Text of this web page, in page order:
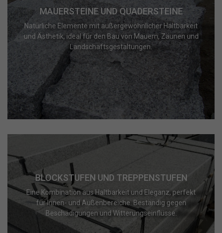
MAUERSTEINE UND QUADERSTEINE
Natürliche Elemente mit außergewöhnlicher Haltbarkeit
und Ästhetik, ideal für den Bau von Mauern, Zäunen und
Landschaftsgestaltungen.
BLOCKSTUFEN UND TREPPENSTUFEN
Eine Kombination aus Haltbarkeit und Eleganz, perfekt
für Innen- und Außenbereiche. Beständig gegen
Beschädigungen und Witterungseinflüsse.